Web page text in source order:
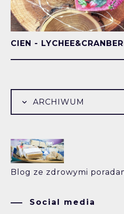
CIEN -
ARCHIWUM
Blog ze zdrowymi
Social media